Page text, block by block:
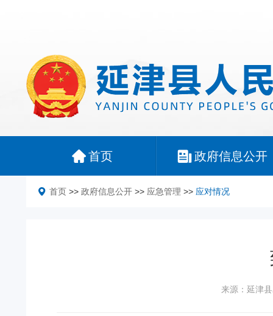
首页 政府信息公开
首页 >> 政府信息公开 >> 应急管理 >> 应对情况
来源：延津